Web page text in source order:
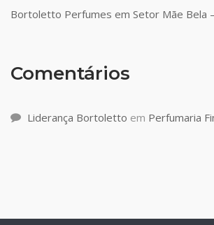
Bortoletto Perfumes em Setor Mãe Bela
Comentários
Liderança Bortoletto em Perfumaria